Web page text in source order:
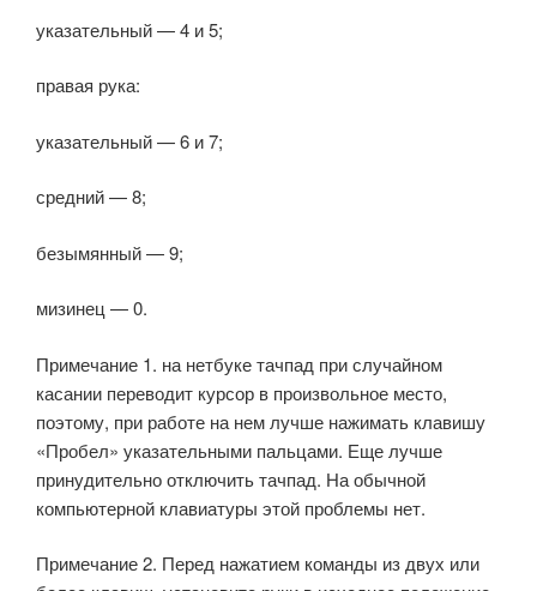
указательный — 4 и 5;
правая рука:
указательный — 6 и 7;
средний — 8;
безымянный — 9;
мизинец — 0.
Примечание 1. на нетбуке тачпад при случайном
касании переводит курсор в произвольное место,
поэтому, при работе на нем лучше нажимать клавишу
«Пробел» указательными пальцами. Еще лучше
принудительно отключить тачпад. На обычной
компьютерной клавиатуры этой проблемы нет.
Примечание 2. Перед нажатием команды из двух или